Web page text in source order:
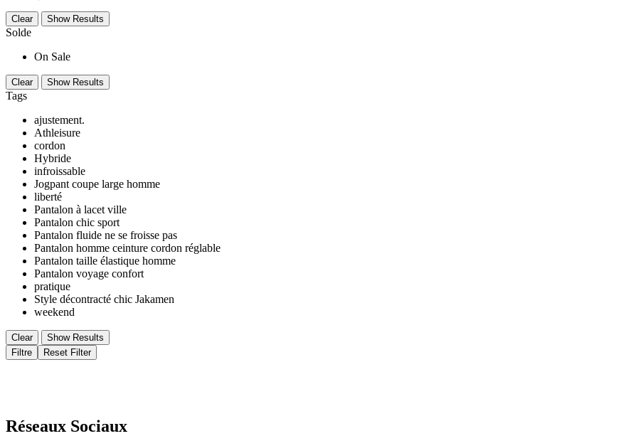
Clear Show Results
Solde
On Sale
Clear Show Results
Tags
ajustement.
Athleisure
cordon
Hybride
infroissable
Jogpant coupe large homme
liberté
Pantalon à lacet ville
Pantalon chic sport
Pantalon fluide ne se froisse pas
Pantalon homme ceinture cordon réglable
Pantalon taille élastique homme
Pantalon voyage confort
pratique
Style décontracté chic Jakamen
weekend
Clear
Show Results
Filtre
Reset Filter
Réseaux Sociaux